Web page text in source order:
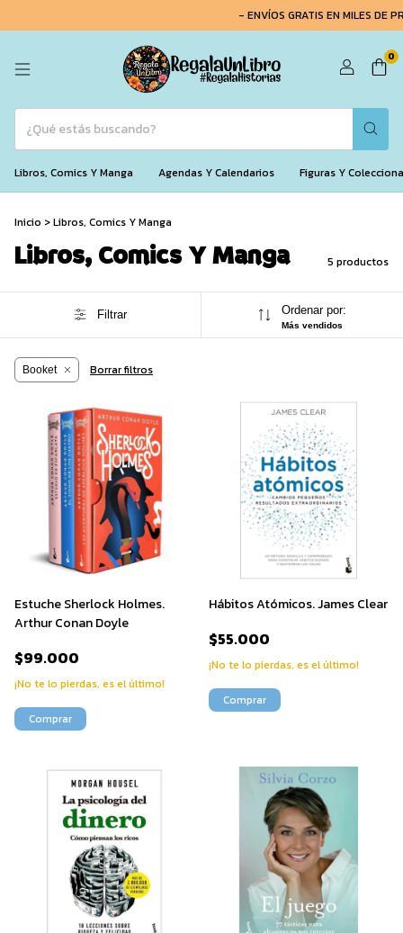
- ENVÍOS GRATIS EN MILES DE
0
Libros, Comics Y Manga Agendas Y Calendarios Figuras Y
Inicio >Libros, Comics Y Manga
Libros, Comics Y Manga 5 productos
Filtrar Ordenar por:
Más vendidos
Booket Borrar filtros
Estuche Sherlock Holmes.
Arthur Conan Doyle
$99.000
¡No te lo pierdas, es el último!
Hábitos Atómicos. James Clear
$55.000
¡No te lo pierdas, es el último!